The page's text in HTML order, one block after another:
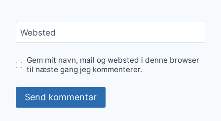
Websted
Gem mit navn, mail og websted i denne browser
til næste gang jeg kommenterer.